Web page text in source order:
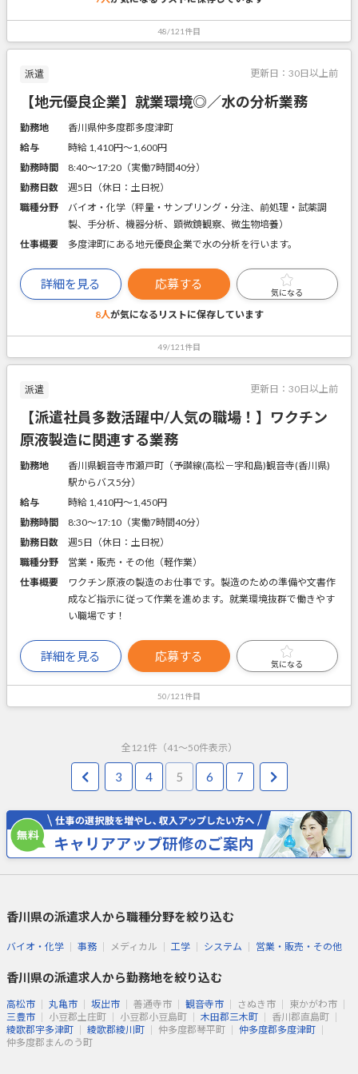
48/121件目
派遣 更新日： 30日以上前
【地元優良企業】就業環境◎／水の分析業務
勤務地
香川県仲多度郡多度津町
給与
時給 1,410円〜1,600円
勤務時間
8:40～17:20（実働7時間40分）
勤務日数
週5日（休日：土日祝）
職種分野
バイオ・化学（秤量・サンプリング・分注、前処理・試薬調
製、手分析、機器分析、顕微鏡観察、微生物培養）
仕事概要
多度津町にある地元優良企業で水の分析を行います。
詳細を見る 応募する
気になる
8人が気になるリストに保存しています
49/121件目
派遣 更新日： 30日以上前
【派遣社員多数活躍中/人気の職場！】ワクチン
原液製造に関連する業務
勤務地
香川県観音寺市瀬戸町（予讃線(高松－宇和島)観音寺(香川県)
駅からバス5分）
給与
時給 1,410円〜1,450円
勤務時間
8:30～17:10（実働7時間40分）
勤務日数
週5日（休日：土日祝）
職種分野
営業・販売・その他（軽作業）
仕事概要
ワクチン原液の製造のお仕事です。製造のための準備や文書作
成など指示に従って作業を進めます。就業環境抜群で働きやす
い職場です！
詳細を見る 応募する
気になる
50/121件目
全 121件（41 ～50件表示）
3 4 5 6 7
香川県の派遣求人から職種分野を絞り込む
バイオ・化学 事務 メディカル 工学 システム 営業・販売・その他
香川県の派遣求人から勤務地を絞り込む
高松市 丸亀市 坂出市 善通寺市 観音寺市 さぬき市
東かがわ市
三豊市
小豆郡土庄町 小豆郡小豆島町 木田郡三木町
香川郡直島町
綾歌郡宇多津町
綾歌郡綾川町 仲多度郡琴平町
仲多度郡多度津町
仲多度郡まんのう町